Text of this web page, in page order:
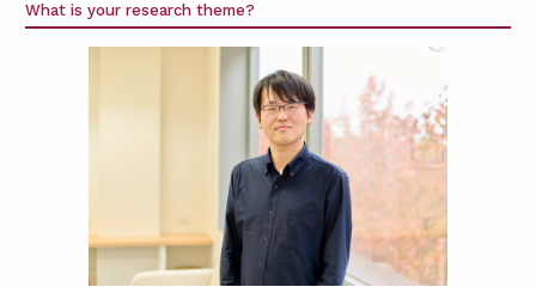
What is your research theme?